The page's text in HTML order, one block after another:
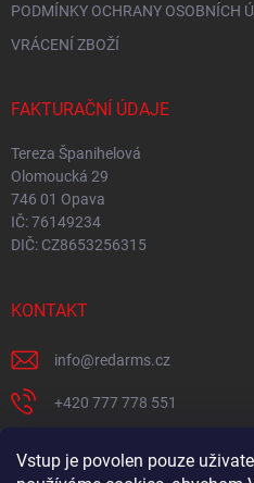
Vstup je povolen pouze
PODMÍNKY OCHRANY OSOBNÍCH
VRÁCENÍ ZBOŽÍ
FAKTURAČNÍ ÚDAJE
Tereza Španihelová
Olomoucká 29
746 01 Opava
IČ: 76149234
DIČ: CZ8653256315
KONTAKT
info@redarms.cz
+420 777 778 551